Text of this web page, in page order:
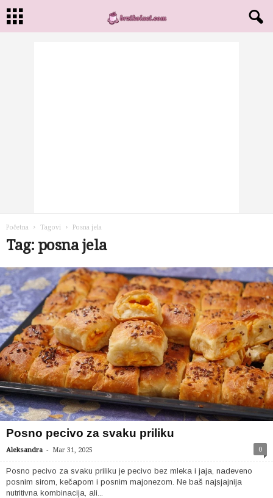
Početna Tagovi Posna jela
Tag: posna jela
Posno pecivo za svaku priliku
Aleksandra - Mar 31, 2025 0
Posno pecivo za svaku priliku je pecivo bez mleka i jaja, nadeveno
posnim sirom, kečapom i posnim majonezom. Ne baš najsjajnija
nutritivna kombinacija, ali...